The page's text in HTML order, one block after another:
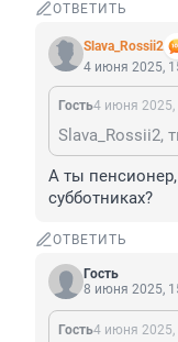
ОТВЕТИТЬ
Slava_Rossii2
4 июня 2025,
Гость4 июня 2025,
А ты
субботниках?
ОТВЕТИТЬ
Гость
8 июня 2025,
Гость4 июня 2025,